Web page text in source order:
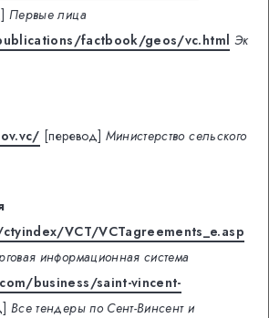
Первые лица
factbook/geos/vc.html Эк
[перевод] Министерство сельского
VCT/VCTagreements_e.asp
информационная система
business/saint-vincent-
Все тендеры по Сент-Винсент и